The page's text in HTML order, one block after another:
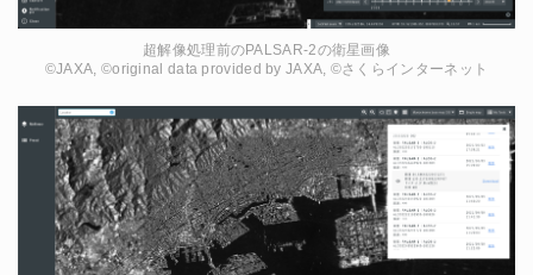
超解像処理前のPALSAR-2の衛星画像
©JAXA, ©original data provided by JAXA, ©さくらインターネット